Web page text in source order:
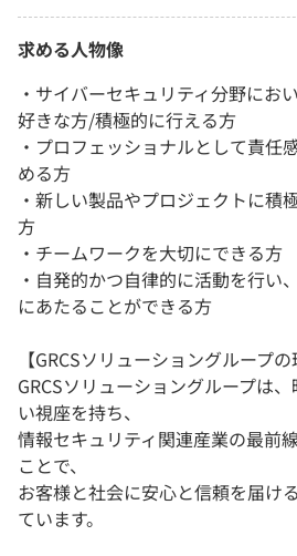
求める人物像
・サイバーセキュリティ分野にお
好きな方/積極的に行える方
・プロフェッショナルとして責任
める方
・新しい製品やプロジェクトに積
方
・チームワークを大切にできる方
・自発的かつ自律的に活動を行い
にあたることができる方
【GRCSソリューショングループの
GRCSソリューショングループは
い視座を持ち、
情報セキュリティ関連産業の最前
ことで、
お客様と社会に安心と信頼を届け
ています。